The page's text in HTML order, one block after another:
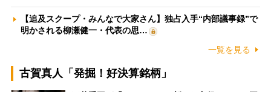
【追及スクープ・みんなで大家さん】独占入手“内部議事録”で
明かされる柳瀬健一・代表の思…
一覧を見る
古賀真人「発掘！好決算銘柄」